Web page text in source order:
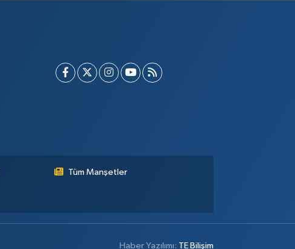
Tüm Manşetler
Haber Yazılımı: TE Bilişim